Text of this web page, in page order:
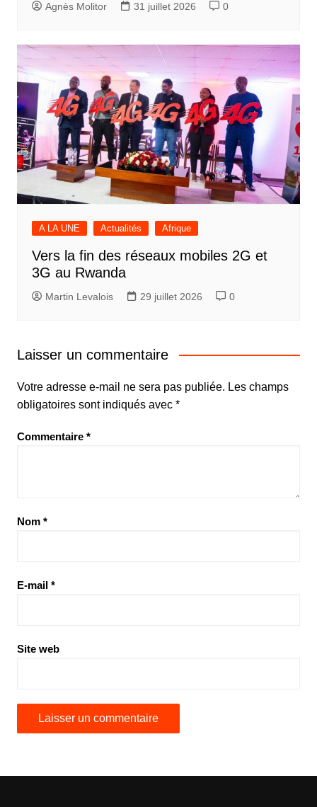
Agnès Molitor 31 juillet 2026 0
A LA UNE Actualités Afrique
Vers la fin des réseaux mobiles 2G et
3G au Rwanda
Martin Levalois 29 juillet 2026 0
Laisser un commentaire
Votre adresse e-mail ne sera pas publiée. Les champs
obligatoires sont indiqués avec *
Commentaire *
Nom *
E-mail *
Site web